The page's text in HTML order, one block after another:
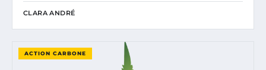
CLARA ANDRÉ
ACTION CARBONE